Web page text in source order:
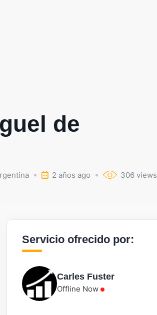
de
2 años ago 306 views
Servicio ofrecido por:
Carles Fuster
Offline Now